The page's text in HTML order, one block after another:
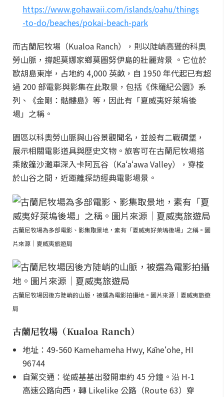
https://www.gohawaii.com/islands/oahu/things
-to-do/beaches/pokai-beach-park
而古蘭尼牧場（Kualoa Ranch），則以陡峭高聳的科奧
勞山脈，撐起莫娜家鄉莫圖努伊島的壯麗背景 。它位於
歐胡島東岸，占地約 4,000 英畝，自 1950 年代起已有超
過 200 部電影與影集在此取景，包括《侏羅紀公園》系
列、《金剛：骷髏島》等，因此有「夏威夷好萊塢後
場」之稱。
園區以科奧勞山脈與山谷景觀聞名，並設有二戰碉堡，
展示相關電影道具與歷史文物。旅客可在古蘭尼牧場搭
乘敞篷沙灘車深入卡阿瓦谷（Kaʻaʻawa Valley），穿梭
於山谷之間，近距離探訪經典電影場景。
古蘭尼牧場為多部電影、影集取景地，素有「夏威夷好萊塢後場」之稱。圖
片來源｜夏威夷旅遊局
古蘭尼牧場因後方陡峭的山脈，被選為電影拍攝地。圖片來源｜夏威夷旅遊
局
古蘭尼牧場（Kualoa Ranch）
地址：49-560 Kamehameha Hwy, Kāneʻohe, HI
96744
自駕交通：從威基基出發開車約 45 分鐘。沿 H-1
高速公路向西，轉 Likelike 公路（Route 63）穿